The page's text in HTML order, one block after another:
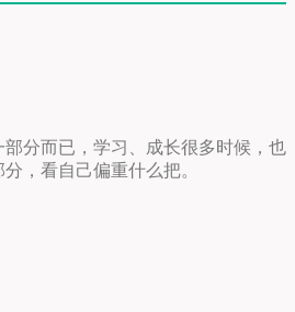
分而已，学习、成长很多时候，也
，看自己偏重什么把。